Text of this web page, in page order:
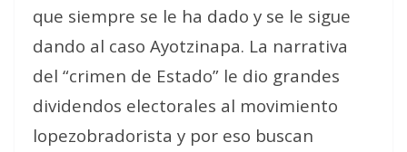
que siempre se le ha dado y se le sigue
dando al caso Ayotzinapa. La narrativa
del “crimen de Estado” le dio grandes
dividendos electorales al movimiento
lopezobradorista y por eso buscan